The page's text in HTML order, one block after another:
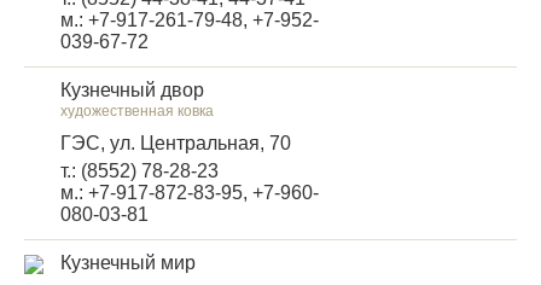
м.: +7-917-261-79-48, +7-952-
039-67-72
Кузнечный двор
художественная ковка
ГЭС, ул. Центральная, 70
т.: (8552) 78-28-23
м.: +7-917-872-83-95, +7-960-
080-03-81
Кузнечный мир